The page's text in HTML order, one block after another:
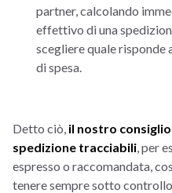
partner, calcolando
effettivo di una
scegliere quale risponde
di spesa.
Detto ciò, il nostro
spedizione tracciabili , per
espresso o raccomandata,
tenere sempre sotto